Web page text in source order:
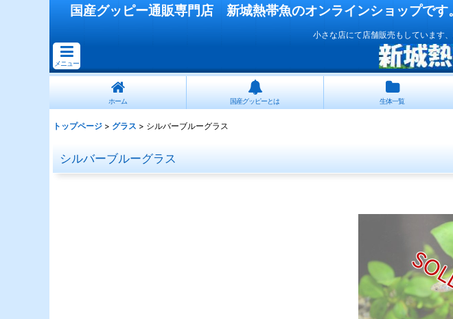
国産グッピー通販専門店 新城熱帯魚のオンラインショップです
小さな店にて店舗販売もしています
メニュー
ホーム 国産グッピーとは 生体一覧
トップページ > グラス > シルバーブルーグラス
シルバーブルーグラス